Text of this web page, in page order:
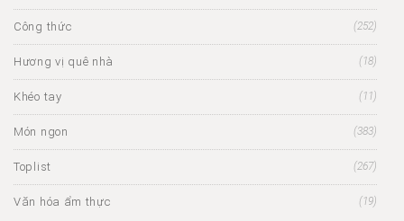
Công thức (252)
Hương vị quê nhà (18)
Khéo tay (11)
Món ngon (383)
Toplist (267)
Văn hóa ẩm thực (19)